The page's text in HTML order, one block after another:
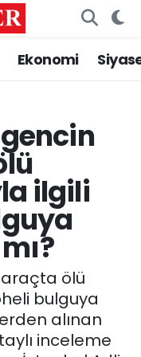
Ekonomi
ilgili
ölü
bulguya
alınan
inceleme
Fikstür